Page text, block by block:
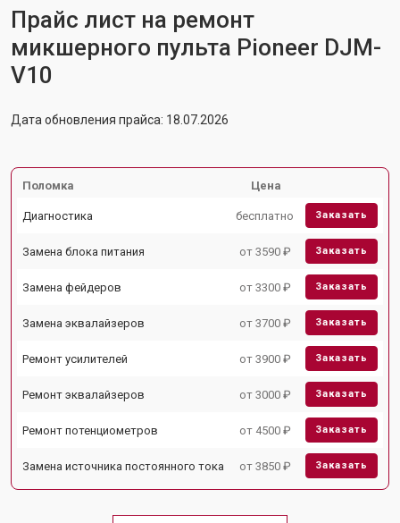
Прайс лист на ремонт
микшерного пульта Pioneer DJM-
V10
Дата обновления прайса: 18.07.2026
Поломка Цена
Диагностика бесплатно Заказать
Замена блока питания от 3590 ₽ Заказать
Замена фейдеров от 3300 ₽ Заказать
Замена эквалайзеров от 3700 ₽ Заказать
Ремонт усилителей от 3900 ₽ Заказать
Ремонт эквалайзеров от 3000 ₽ Заказать
Ремонт потенциометров от 4500 ₽ Заказать
Замена источника постоянного тока от 3850 ₽ Заказать